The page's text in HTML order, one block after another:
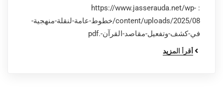
: https://www.jasserauda.net/wp-
content/uploads/2025/08/خطوط-عامة-لنقلة-منهجية-
في-كشف-وتفعيل-مقاصد-القرآن-.pdf
أقرأ المزيد